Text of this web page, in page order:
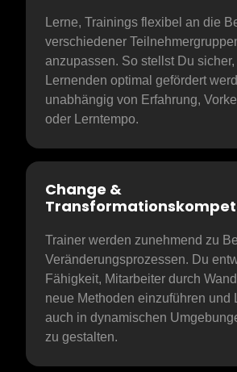
Lerne, Trainings flexibel an die
verschiedener
anzupassen. So stellst Du
Lernenden optimal gefördert
unabhängig von Erfahrung,
oder Lerntempo.
Change &
Trainer werden zunehmend zu
Veränderungsprozessen. Du
Fähigkeit, Mitarbeiter durch
neue Methoden einzuführen und
auch in dynamischen
zu gestalten.